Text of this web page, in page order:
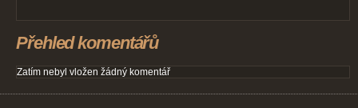
Přehled komentářů
Zatím nebyl vložen žádný komentář